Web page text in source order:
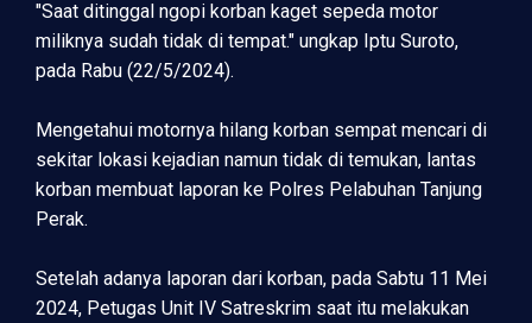
"Saat ditinggal ngopi korban kaget sepeda motor
miliknya sudah tidak di tempat." ungkap Iptu Suroto,
pada Rabu (22/5/2024).
Mengetahui motornya hilang korban sempat mencari di
sekitar lokasi kejadian namun tidak di temukan, lantas
korban membuat laporan ke Polres Pelabuhan Tanjung
Perak.
Setelah adanya laporan dari korban, pada Sabtu 11 Mei
2024, Petugas Unit IV Satreskrim saat itu melakukan